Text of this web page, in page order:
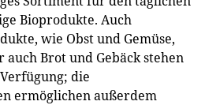
Bioprodukte. Auch
wie Obst und Gemüse,
Brot und Gebäck stehen
die
ermöglichen außerdem